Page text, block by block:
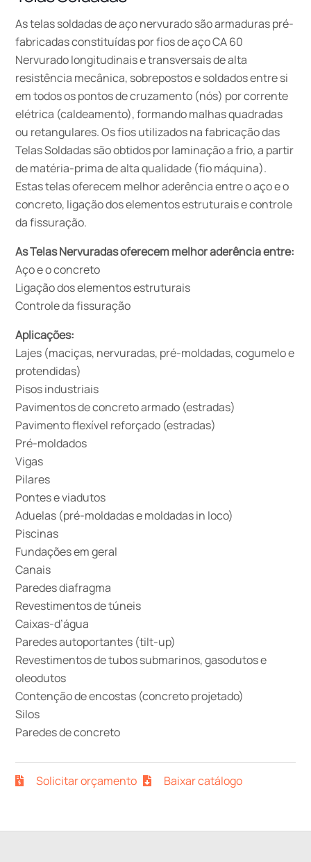
As telas soldadas de aço nervurado são armaduras pré-
fabricadas constituídas por fios de aço CA 60
Nervurado longitudinais e transversais de alta
resistência mecânica, sobrepostos e soldados entre si
em todos os pontos de cruzamento (nós) por corrente
elétrica (caldeamento), formando malhas quadradas
ou retangulares. Os fios utilizados na fabricação das
Telas Soldadas são obtidos por laminação a frio, a partir
de matéria-prima de alta qualidade (fio máquina).
Estas telas oferecem melhor aderência entre o aço e o
concreto, ligação dos elementos estruturais e controle
da fissuração.
As Telas Nervuradas oferecem melhor aderência entre:
Aço e o concreto
Ligação dos elementos estruturais
Controle da fissuração
Aplicações:
Lajes (maciças, nervuradas, pré-moldadas, cogumelo e
protendidas)
Pisos industriais
Pavimentos de concreto armado (estradas)
Pavimento flexível reforçado (estradas)
Pré-moldados
Vigas
Pilares
Pontes e viadutos
Aduelas (pré-moldadas e moldadas in loco)
Piscinas
Fundações em geral
Canais
Paredes diafragma
Revestimentos de túneis
Caixas-d’água
Paredes autoportantes (tilt-up)
Revestimentos de tubos submarinos, gasodutos e
oleodutos
Contenção de encostas (concreto projetado)
Silos
Paredes de concreto
Solicitar orçamento Baixar catálogo